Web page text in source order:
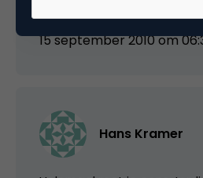
15 september 2010 om
Hans Kramer